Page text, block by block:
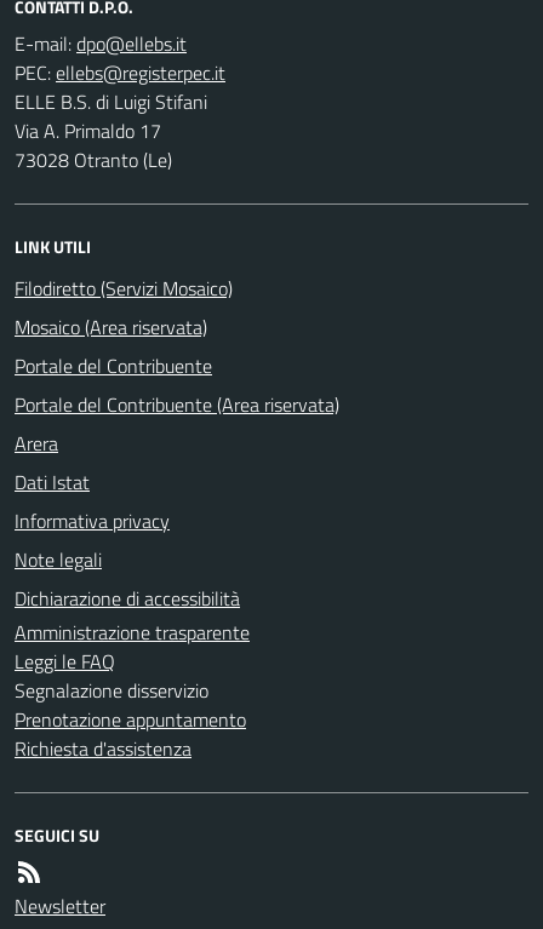
CONTATTI D.P.O.
E-mail:
PEC:
ELLE B.S. di Luigi Stifani
Via A. Primaldo 17
73028 Otranto (Le)
LINK UTILI
Filodiretto (Servizi Mosaico)
Mosaico (Area riservata)
Portale del Contribuente
Portale del Contribuente (Area riservata)
Arera
Dati Istat
Informativa privacy
Note legali
Dichiarazione di accessibilità
Amministrazione trasparente
Leggi le FAQ
Segnalazione disservizio
Prenotazione appuntamento
Richiesta d'assistenza
SEGUICI SU
Newsletter